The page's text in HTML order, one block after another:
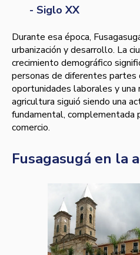
- Siglo XX
Durante esa época,
urbanización y desarrollo. La
crecimiento demográfico
personas de diferentes partes
oportunidades laborales y una
agricultura siguió siendo una
fundamental, complementada
comercio.
Fusagasugá en la